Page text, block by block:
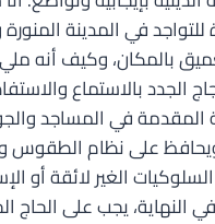
للتواجد في المدينة
بالمكان، وكيف أنه
الجدد بالاستماع
المقدمة في المساجد
على نظام الطقوس
الغير لائقة أو
في النهاية، يجب على الحاج